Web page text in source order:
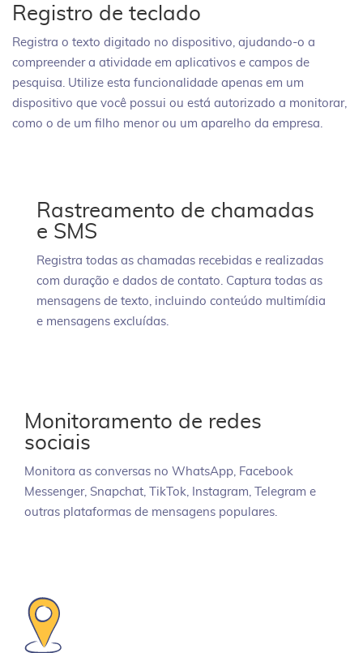
Registro de teclado
Registra o texto digitado no dispositivo, ajudando-o a
compreender a atividade em aplicativos e campos de
pesquisa. Utilize esta funcionalidade apenas em um
dispositivo que você possui ou está autorizado a monitorar,
como o de um filho menor ou um aparelho da empresa.
Rastreamento de chamadas
e SMS
Registra todas as chamadas recebidas e realizadas
com duração e dados de contato. Captura todas as
mensagens de texto, incluindo conteúdo multimídia
e mensagens excluídas.
Monitoramento de redes
sociais
Monitora as conversas no WhatsApp, Facebook
Messenger, Snapchat, TikTok, Instagram, Telegram e
outras plataformas de mensagens populares.